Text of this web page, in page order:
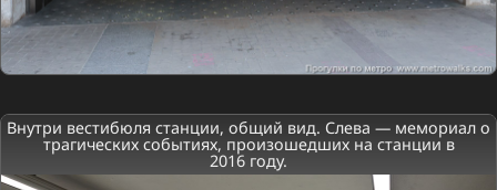
Внутри вестибюля станции, общий вид. Слева — мемориал о
трагических событиях, произошедших на станции в
2016 году.